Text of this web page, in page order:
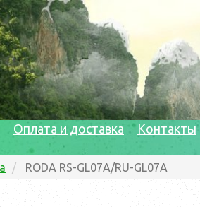
Оплата и доставка Контакты
RODA RS-GL07A/RU-GL07A